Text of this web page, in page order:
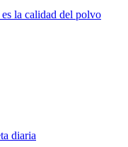
la calidad del polvo
diaria